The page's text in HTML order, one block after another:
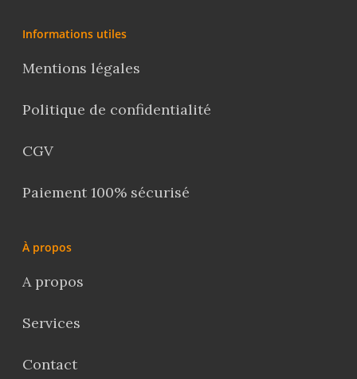
Informations utiles
Mentions légales
Politique de confidentialité
CGV
Paiement 100% sécurisé
À propos
A propos
Services
Contact